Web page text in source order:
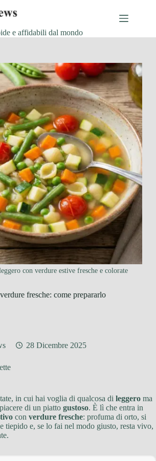
e affidabili dal mondo
con verdure estive fresche e colorate
fresche: come prepararlo
28 Dicembre 2025
in cui hai voglia di qualcosa di leggero ma
di un piatto gustoso. È lì che entra in
con verdure fresche: profuma di orto, si
tiepido e, se lo fai nel modo giusto, resta vivo,